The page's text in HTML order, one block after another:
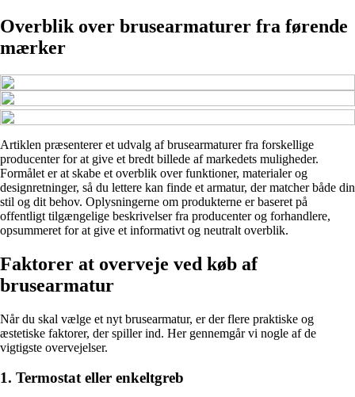
Overblik over brusearmaturer fra førende
mærker
Artiklen præsenterer et udvalg af brusearmaturer fra forskellige
producenter for at give et bredt billede af markedets muligheder.
Formålet er at skabe et overblik over funktioner, materialer og
designretninger, så du lettere kan finde et armatur, der matcher både din
stil og dit behov. Oplysningerne om produkterne er baseret på
offentligt tilgængelige beskrivelser fra producenter og forhandlere,
opsummeret for at give et informativt og neutralt overblik.
Faktorer at overveje ved køb af
brusearmatur
Når du skal vælge et nyt brusearmatur, er der flere praktiske og
æstetiske faktorer, der spiller ind. Her gennemgår vi nogle af de
vigtigste overvejelser.
1. Termostat eller enkeltgreb